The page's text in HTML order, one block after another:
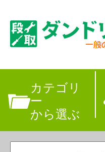
カテゴリ
ー
から選ぶ